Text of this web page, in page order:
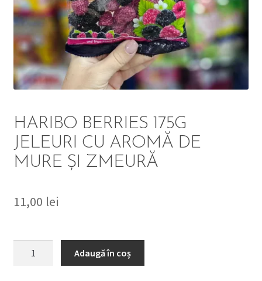
DETERGENT
SOLUȚII CURĂȚENIE
ÎNGRIJIRE
PERSONALĂ
HARIBO BERRIES 175G
JELEURI CU AROMĂ DE
MURE ȘI ZMEURĂ
11,00 lei
Adaugă în coș